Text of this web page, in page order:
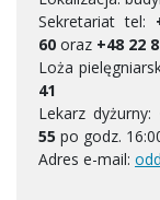
Sekretariat tel:
60 oraz +48 22
Loża
41
Lekarz dyżurny:
55 po godz.
Adres e-mail: